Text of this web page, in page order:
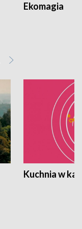
Ekomagia
Kuchnia w